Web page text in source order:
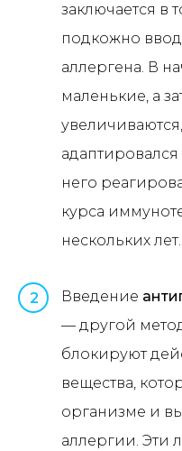
заключается в
подкожно
аллергена. В
маленькие, а
адаптировался
него
курса
нескольких лет.
2 Введение
— другой
блокируют
вещества,
организме и
аллергии. Эти